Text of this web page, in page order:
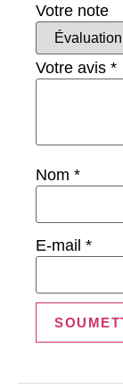
Votre note
Votre avis *
Nom *
E-mail *